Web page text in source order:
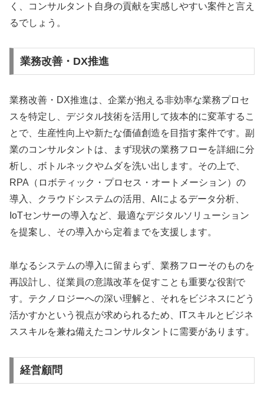
く、コンサルタント自身の貢献を実感しやすい案件と言え
るでしょう。
業務改善・DX推進
業務改善・DX推進は、企業が抱える非効率な業務プロセ
スを特定し、デジタル技術を活用して抜本的に変革するこ
とで、生産性向上や新たな価値創造を目指す案件です。副
業のコンサルタントは、まず現状の業務フローを詳細に分
析し、ボトルネックやムダを洗い出します。その上で、
RPA（ロボティック・プロセス・オートメーション）の
導入、クラウドシステムの活用、AIによるデータ分析、
IoTセンサーの導入など、最適なデジタルソリューション
を提案し、その導入から定着までを支援します。
単なるシステムの導入に留まらず、業務フローそのものを
再設計し、従業員の意識改革を促すことも重要な役割で
す。テクノロジーへの深い理解と、それをビジネスにどう
活かすかという視点が求められるため、ITスキルとビジネ
ススキルを兼ね備えたコンサルタントに需要があります。
経営顧問